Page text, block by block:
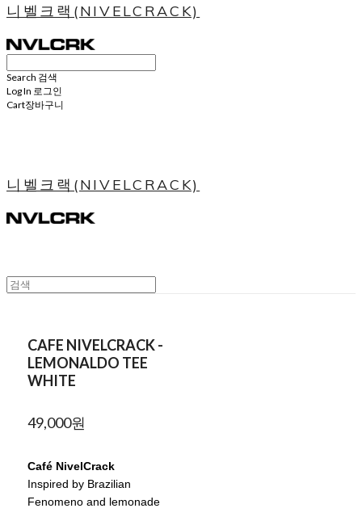
니벨크랙(NIVELCRACK)
Search 검색
Log In 로그인
Cart장바구니
니벨크랙(NIVELCRACK)
CAFE NIVELCRACK -
LEMONALDO TEE
WHITE
49,000원
Café NivelCrack
Inspired by Brazilian
Fenomeno and lemonade